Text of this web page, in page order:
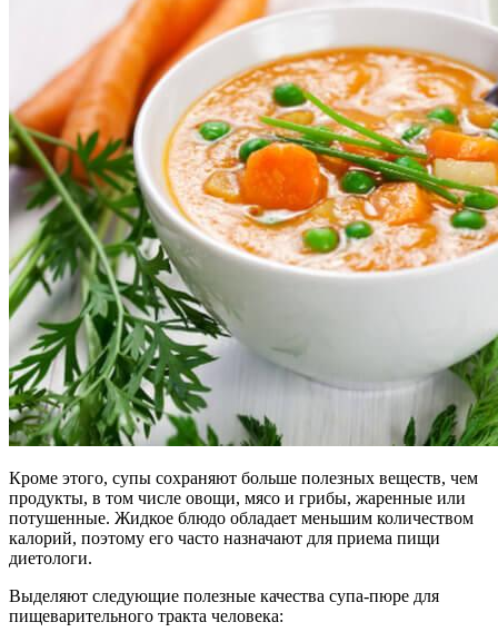
Кроме этого, супы сохраняют больше полезных веществ, чем
продукты, в том числе овощи, мясо и грибы, жаренные или
потушенные. Жидкое блюдо обладает меньшим количеством
калорий, поэтому его часто назначают для приема пищи
диетологи.
Выделяют следующие полезные качества супа-пюре для
пищеварительного тракта человека: